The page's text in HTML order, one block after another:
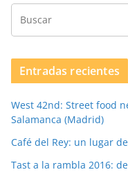
Entradas recientes
West 42nd: Street food
Salamanca (Madrid)
Café del Rey: un lugar
Tast a la rambla 2016: